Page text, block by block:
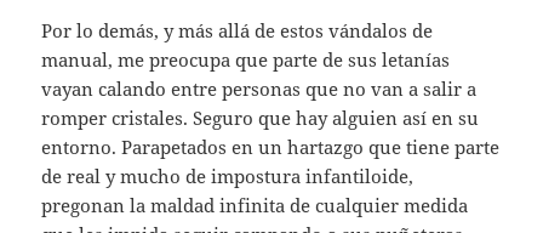
Por lo demás, y más allá de estos vándalos de
manual, me preocupa que parte de sus letanías
vayan calando entre personas que no van a salir a
romper cristales. Seguro que hay alguien así en su
entorno. Parapetados en un hartazgo que tiene parte
de real y mucho de impostura infantiloide,
pregonan la maldad infinita de cualquier medida